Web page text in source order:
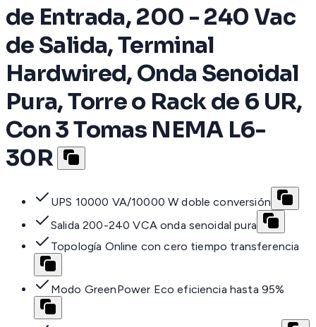
de Entrada, 200 - 240 Vac
de Salida, Terminal
Hardwired, Onda Senoidal
Pura, Torre o Rack de 6 UR,
Con 3 Tomas NEMA L6-
30R
UPS 10000 VA/10000 W doble conversión
Salida 200-240 VCA onda senoidal pura
Topología Online con cero tiempo transferencia
Modo GreenPower Eco eficiencia hasta 95%